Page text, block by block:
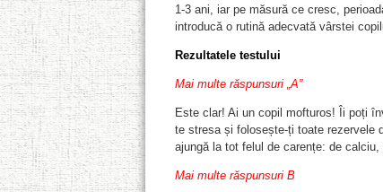
1-3 ani, iar pe măsură ce cresc,
introducă o rutină adecvată vârstei
Rezultatele testului
Mai multe răspunsuri „A”
Este clar! Ai un copil mofturos! Îi poți
te stresa și folosește-ți toate rezervele
ajungă la tot felul de carențe: de
Mai multe răspunsuri B